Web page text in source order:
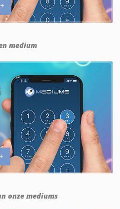
medium
onze mediums